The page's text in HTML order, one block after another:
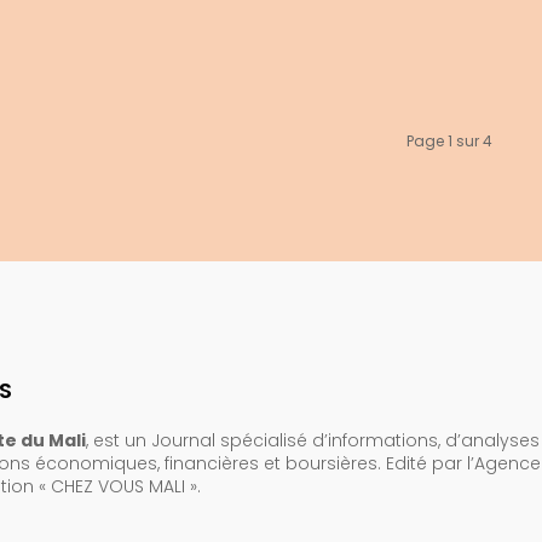
Page 1 sur 4
du Mali, est un Journal spécialisé d’informations,
économiques, financières et boursières. Edité par
« CHEZ VOUS MALI ».